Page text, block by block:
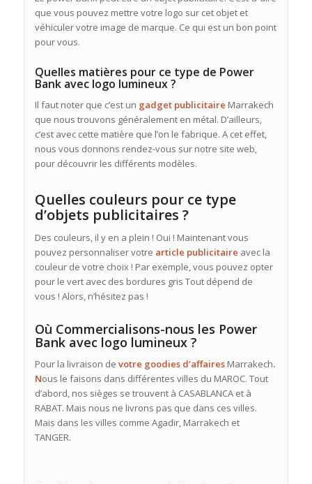
que vous pouvez mettre votre logo sur cet objet et
véhiculer votre image de marque. Ce qui est un bon point
pour vous.
Quelles matières pour ce type de Power
Bank avec logo lumineux ?
Il faut noter que c’est un gadget publicitaire Marrakech
que nous trouvons généralement en métal. D’ailleurs,
c’est avec cette matière que l’on le fabrique. A cet effet,
nous vous donnons rendez-vous sur notre site web,
pour découvrir les différents modèles.
Quelles couleurs pour ce type
d’objets publicitaires ?
Des couleurs, il y en a plein ! Oui ! Maintenant vous
pouvez personnaliser votre article publicitaire avec la
couleur de votre choix ! Par exemple, vous pouvez opter
pour le vert avec des bordures gris Tout dépend de
vous ! Alors, n’hésitez pas !
Où Commercialisons-nous les Power
Bank avec logo lumineux ?
Pour la livraison de votre goodies d’affaires Marrakech.
Nous le faisons dans différentes villes du MAROC. Tout
d’abord, nos sièges se trouvent à CASABLANCA et à
RABAT. Mais nous ne livrons pas que dans ces villes.
Mais dans les villes comme Agadir, Marrakech et
TANGER.